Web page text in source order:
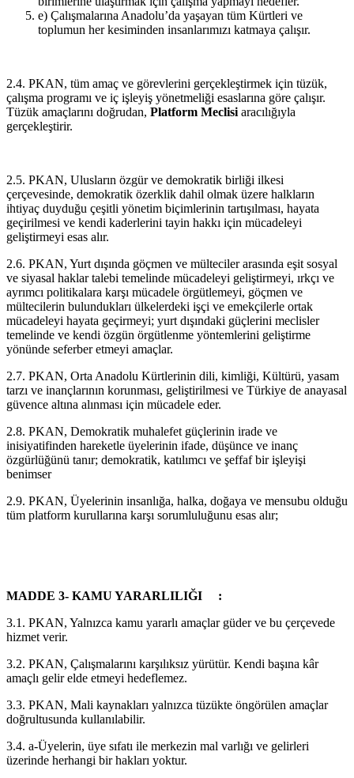
e) Çalışmalarına Anadolu’da yaşayan tüm Kürtleri ve
toplumun her kesiminden insanlarımızı katmaya çalışır.
2.4. PKAN, tüm amaç ve görevlerini gerçekleştirmek için tüzük,
çalışma programı ve iç işleyiş yönetmeliği esaslarına göre çalışır.
Tüzük amaçlarını doğrudan, Platform Meclisi aracılığıyla
gerçekleştirir.
2.5. PKAN, Ulusların özgür ve demokratik birliği ilkesi
çerçevesinde, demokratik özerklik dahil olmak üzere halkların
ihtiyaç duyduğu çeşitli yönetim biçimlerinin tartışılması, hayata
geçirilmesi ve kendi kaderlerini tayin hakkı için mücadeleyi
geliştirmeyi esas alır.
2.6. PKAN, Yurt dışında göçmen ve mülteciler arasında eşit sosyal
ve siyasal haklar talebi temelinde mücadeleyi geliştirmeyi, ırkçı ve
ayrımcı politikalara karşı mücadele örgütlemeyi, göçmen ve
mültecilerin bulundukları ülkelerdeki işçi ve emekçilerle ortak
mücadeleyi hayata geçirmeyi; yurt dışındaki güçlerini meclisler
temelinde ve kendi özgün örgütlenme yöntemlerini geliştirme
yönünde seferber etmeyi amaçlar.
2.7. PKAN, Orta Anadolu Kürtlerinin dili, kimliği, Kültürü, yasam
tarzı ve inançlarının korunması, geliştirilmesi ve Türkiye de anayasal
güvence altına alınması için mücadele eder.
2.8. PKAN, Demokratik muhalefet güçlerinin irade ve
inisiyatifinden hareketle üyelerinin ifade, düşünce ve inanç
özgürlüğünü tanır; demokratik, katılımcı ve şeffaf bir işleyişi
benimser
2.9. PKAN, Üyelerinin insanlığa, halka, doğaya ve mensubu olduğu
tüm platform kurullarına karşı sorumluluğunu esas alır;
MADDE 3- KAMU YARARLILIĞI :
3.1. PKAN, Yalnızca kamu yararlı amaçlar güder ve bu çerçevede
hizmet verir.
3.2. PKAN, Çalışmalarını karşılıksız yürütür. Kendi başına kâr
amaçlı gelir elde etmeyi hedeflemez.
3.3. PKAN, Mali kaynakları yalnızca tüzükte öngörülen amaçlar
doğrultusunda kullanılabilir.
3.4. a-Üyelerin, üye sıfatı ile merkezin mal varlığı ve gelirleri
üzerinde herhangi bir hakları yoktur.